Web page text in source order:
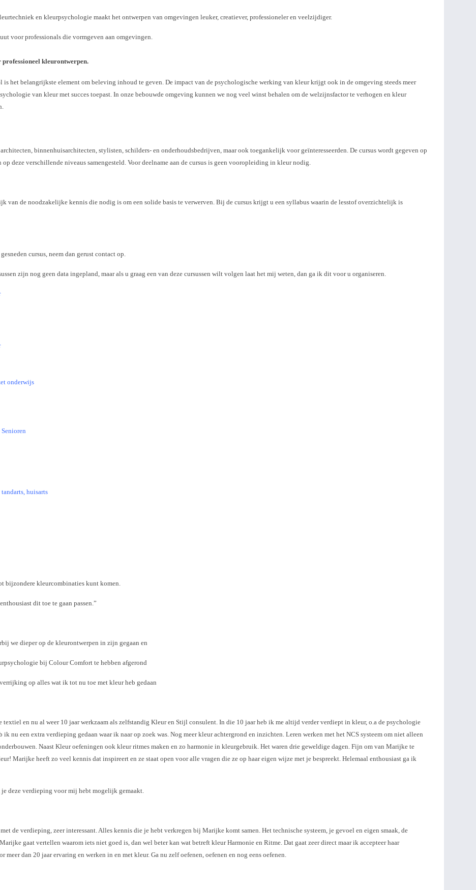
en kleurpsychologie maakt het ontwerpen van omgevingen leuker, creatiever, professioneler en veelzijdiger.
voor professionals die vormgeven aan omgevingen.
kleurontwerpen.
is het belangrijkste element om beleving inhoud te geven. De impact van de psychologische werking van kleur krijgt ook in de omgeving steeds meer
van kleur met succes toepast. In onze bebouwde omgeving kunnen we nog veel winst behalen om de welzijnsfactor te verhogen en kleur
binnenhuisarchitecten, stylisten, schilders- en onderhoudsbedrijven, maar ook toegankelijk voor geïnteresseerden. De cursus wordt gegeven op
deze verschillende niveaus samengesteld. Voor deelname aan de cursus is geen vooropleiding in kleur nodig.
van de noodzakelijke kennis die nodig is om een solide basis te verwerven. Bij de cursus krijgt u een syllabus waarin de lesstof overzichtelijk is
cursus, neem dan gerust contact op.
zijn nog geen data ingepland, maar als u graag een van deze cursussen wilt volgen laat het mij weten, dan ga ik dit voor u organiseren.
onderwijs
huisarts
bijzondere kleurcombinaties kunt komen.
dit toe te gaan passen.”
we dieper op de kleurontwerpen in zijn gegaan en
bij Colour Comfort te hebben afgerond
op alles wat ik tot nu toe met kleur heb gedaan
textiel en nu al weer 10 jaar werkzaam als zelfstandig Kleur en Stijl consulent. In die 10 jaar heb ik me altijd verder verdiept in kleur, o.a de psychologie
een extra verdieping gedaan waar ik naar op zoek was. Nog meer kleur achtergrond en inzichten. Leren werken met het NCS systeem om niet alleen
Naast Kleur oefeningen ook kleur ritmes maken en zo harmonie in kleurgebruik. Het waren drie geweldige dagen. Fijn om van Marijke te
Marijke heeft zo veel kennis dat inspireert en ze staat open voor alle vragen die ze op haar eigen wijze met je bespreekt. Helemaal enthousiast ga ik
deze verdieping voor mij hebt mogelijk gemaakt.
de verdieping, zeer interessant. Alles kennis die je hebt verkregen bij Marijke komt samen. Het technische systeem, je gevoel en eigen smaak, de
gaat vertellen waarom iets niet goed is, dan wel beter kan wat betreft kleur Harmonie en Ritme. Dat gaat zeer direct maar ik accepteer haar
dan 20 jaar ervaring en werken in en met kleur. Ga nu zelf oefenen, oefenen en nog eens oefenen.